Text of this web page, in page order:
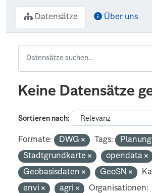
Datensätze Über uns
Keine Datensätze
Sortieren nach
Formate: DWG Tags:
Stadtgrundkarte
opendata
Geobasisdaten
GeoSN
envi
agri
Organisationen: